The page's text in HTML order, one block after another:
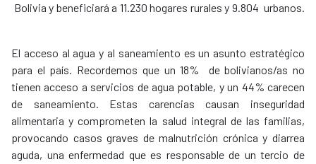
Bolivia y beneficiará a 11.230 hogares rurales y 9.804 urbanos.
El acceso al agua y al saneamiento es un asunto estratégico
para el país. Recordemos que un 18% de bolivianos/as no
tienen acceso a servicios de agua potable, y un 44% carecen
de saneamiento. Estas carencias causan inseguridad
alimentaria y comprometen la salud integral de las familias,
provocando casos graves de malnutrición crónica y diarrea
aguda, una enfermedad que es responsable de un tercio de